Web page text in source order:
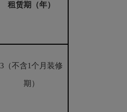
租赁期（年）
3（不含1个月装修
期）